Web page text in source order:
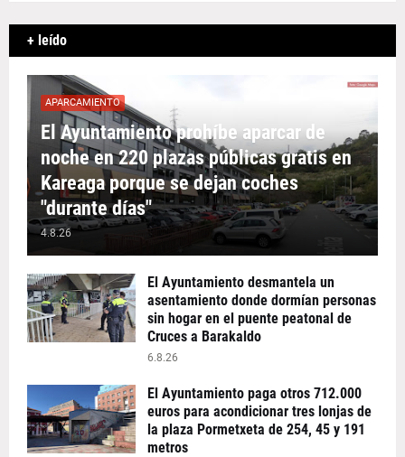
+ leído
APARCAMIENTO
El Ayuntamiento prohíbe aparcar de
noche en 220 plazas públicas gratis en
Kareaga porque se dejan coches
"durante días"
4.8.26
El Ayuntamiento desmantela un
asentamiento donde dormían personas
sin hogar en el puente peatonal de
Cruces a Barakaldo
6.8.26
El Ayuntamiento paga otros 712.000
euros para acondicionar tres lonjas de
la plaza Pormetxeta de 254, 45 y 191
metros